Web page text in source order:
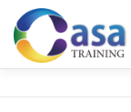
Lompat
konten